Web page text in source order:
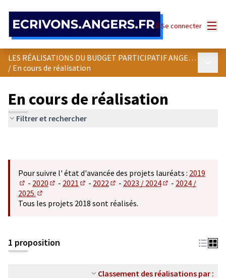
Se connecter
LES RÉALISATIONS DU BUDGET PARTICIPATIF ANGEVIN
/ En cours de réalisation
En cours de réalisation
Filtrer et rechercher
Pour suivre l' état d'avancée des projets lauréats : 2019
(S'ouvre dans un nouvel onglet)
- 2020
(S'ouvre dans un nouvel onglet)
- 2021
(S'ouvre dans un nouvel onglet)
- 2022
(S'ouvre dans un nouvel onglet)
- 2023 / 2024
(S'ouvre dans un
- 2024 /
2025.
(S'ouvre dans un nouvel onglet)
Tous les projets 2018 sont réalisés.
1 proposition
Classement des réalisations par :